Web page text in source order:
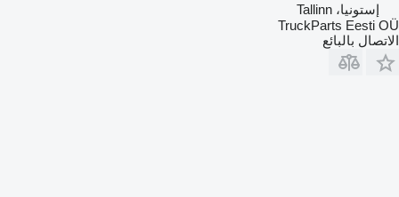
إستونيا، Tallinn
TruckParts Eesti OÜ
الاتصال بالبائع